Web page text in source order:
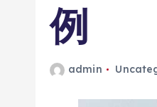
例
admin